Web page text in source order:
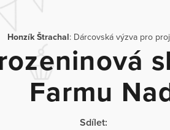
Honzík Štrachal: Dárcovská výzva pro
Farmu
Sdílet: